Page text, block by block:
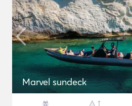
Marvel sundeck